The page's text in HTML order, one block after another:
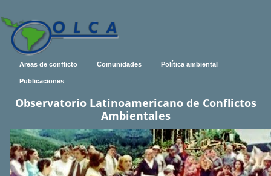
Areas de conflicto Comunidades Política ambiental
Publicaciones
Observatorio Latinoamericano de Conflictos
Ambientales